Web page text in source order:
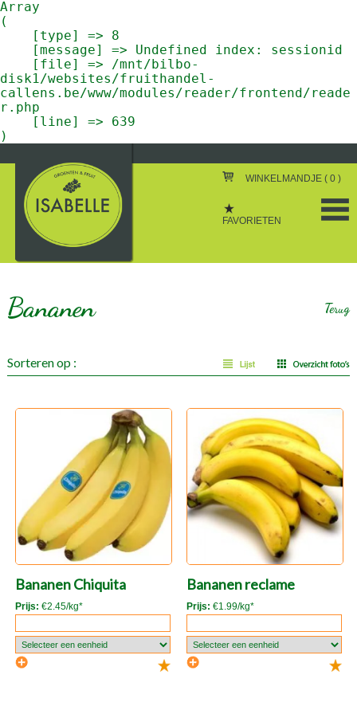
Array
(
disk1/websites/fruithandel-
callens.be/www/modules/reader/frontend/reade
r.php
FAVORIETEN
WINKELMANDJE (0 )
Bananen Terug
Sorteren op :
Bananen Chiquita
Prijs: €2.45/kg*
Bananen reclame
Prijs: €1.99/kg*